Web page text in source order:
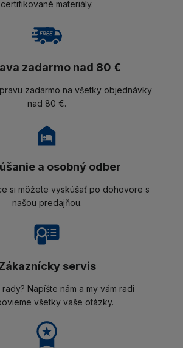
certifikované materiály.
zadarmo nad 80 €
zadarmo na všetky objednávky
nad 80 €.
a osobný odber
si môžete vyskúšať po dohovore s
našou predajňou.
servis
Napíšte nám a my vám radi
všetky vaše otázky.